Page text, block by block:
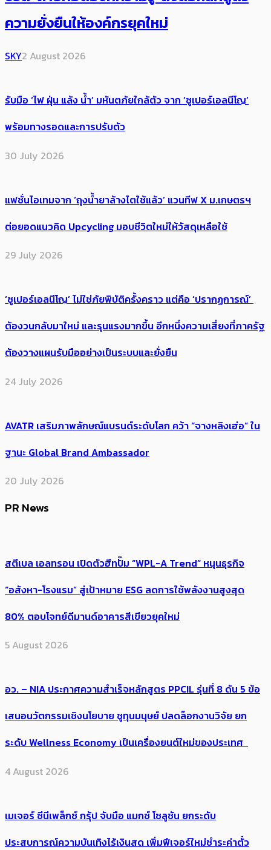
ความยั่งยืนให้องค์กรยุคใหม่
SKY2 August 2026
รับมือ ‘ไฟ ฝุ่น แล้ง น้ำ’ มหันตภัยใกล้ตัว จาก ‘ซูเปอร์เอลนีโญ’
พร้อมทางรอดและการปรับตัว
30 July 2026
แฟชั่นไอเทมจาก ‘ถุงน้ำยาล้างไตใช้แล้ว’ แวนทีฟ X ม.เกษตรฯ
ต่อยอดแนวคิด Upcycling มอบชีวิตใหม่ให้วัสดุเหลือใช้
29 July 2026
‘ซูเปอร์เอลนีโญ’ ไม่ใช่ภัยพิบัติครั้งคราว แต่คือ ‘ปรากฏการณ์’ ​
ต้อง​วนกลับมาใหม่ และรุนแรงมากขึ้น อีกหนึ่งความเสี่ยงที่ภาครัฐ
ต้องวางแผนรับมืออย่างเป็นระบบและยั่งยืน
24 July 2026
AVATR เสริมภาพลักษณ์แบรนด์ระดับโลก คว้า “จางหลิงเฮ่อ” ใน
ฐานะ Global Brand Ambassador
20 July 2026
PR News
สตีเบล เอลทรอน เปิดตัวฮีทปั๊ม “WPL-A Trend” หนุนธุรกิจ
“อสังหา-โรงแรม” สู่เป้าหมาย ESG ลดการใช้พลังงานสูงสุด
80% ตอบโจทย์ดีมานด์อาคารสีเขียวยุคใหม่
5 August 2026
อว. – NIA ประกาศความสำเร็จหลักสูตร PPCIL รุ่นที่ 8 ดัน 5 ข้อ
เสนอนวัตกรรมเชิงนโยบาย ชูทุนมนุษย์ ปลดล็อกงานวิจัย ยก
ระดับ Wellness Economy เป็นเครื่องยนต์ใหม่ของประเทศ
4 August 2026
เมเจอร์ ซีนีเพล็กซ์ กรุ้ป จับมือ แมกซ์ โซลูชัน ยกระดับ
ประสบการณ์ความบันเทิงไร้เงินสด เพิ่มฟีเจอร์ใหม่ชำระค่าตั๋ว